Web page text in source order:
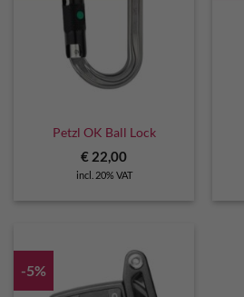
Petzl OK Ball Lock
€ 22,00
incl. 20% VAT
-5%